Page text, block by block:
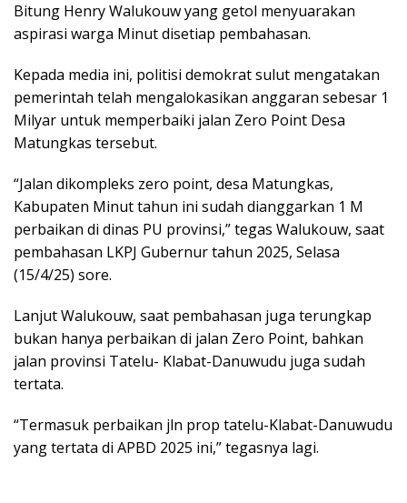
Bitung Henry Walukouw yang getol menyuarakan
aspirasi warga Minut disetiap pembahasan.
Kepada media ini, politisi demokrat sulut mengatakan
pemerintah telah mengalokasikan anggaran sebesar 1
Milyar untuk memperbaiki jalan Zero Point Desa
Matungkas tersebut.
“Jalan dikompleks zero point, desa Matungkas,
Kabupaten Minut tahun ini sudah dianggarkan 1 M
perbaikan di dinas PU provinsi,” tegas Walukouw, saat
pembahasan LKPJ Gubernur tahun 2025, Selasa
(15/4/25) sore.
Lanjut Walukouw, saat pembahasan juga terungkap
bukan hanya perbaikan di jalan Zero Point, bahkan
jalan provinsi Tatelu- Klabat-Danuwudu juga sudah
tertata.
“Termasuk perbaikan jln prop tatelu-Klabat-Danuwudu
yang tertata di APBD 2025 ini,” tegasnya lagi.